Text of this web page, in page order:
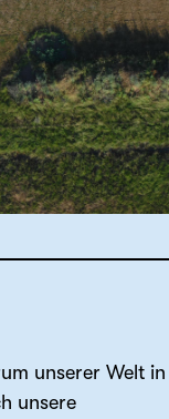
unserer Welt in
unsere